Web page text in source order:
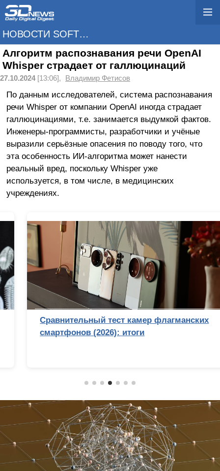
НОВОСТИ SOFTWARE
Алгоритм распознавания речи OpenAI
Whisper страдает от галлюцинаций
27.10.2024[13:06], Владимир Фетисов
По данным исследователей, система распознавания
речи Whisper от компании OpenAI иногда страдает
галлюцинациями, т.е. занимается выдумкой фактов.
Инженеры-программисты, разработчики и учёные
выразили серьёзные опасения по поводу того, что
эта особенность ИИ-алгоритма может нанести
реальный вред, поскольку Whisper уже
используется, в том числе, в медицинских
учреждениях.
Сравнительный тест камер флагманских
смартфонов (2026): итоги